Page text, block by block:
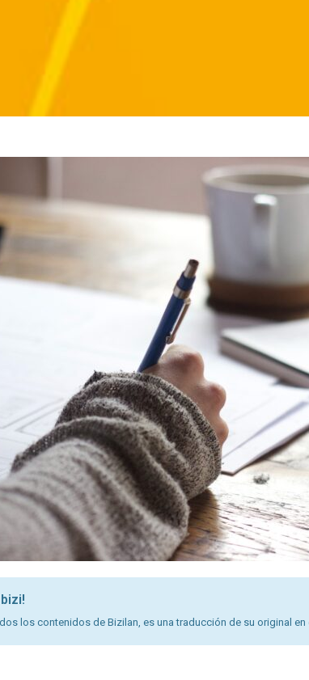
los contenidos de Bizilan, es una traducción de su original en